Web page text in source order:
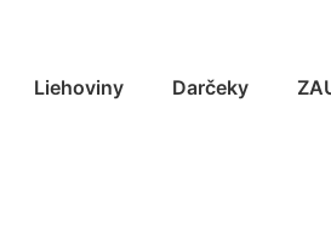
Liehoviny Darčeky